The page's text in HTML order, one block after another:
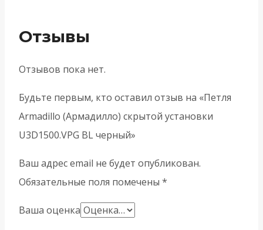
Отзывы
Отзывов пока нет.
Будьте первым, кто оставил отзыв на «Петля
Armadillo (Армадилло) скрытой установки
U3D1500.VPG BL черный»
Ваш адрес email не будет опубликован.
Обязательные поля помечены *
Ваша оценка